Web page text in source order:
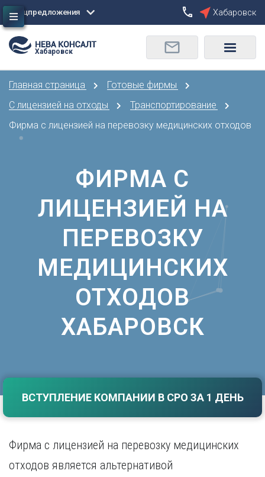
Сбросить
Москва
Санкт-Петербург
Астрахань
Белгород
Брянск
В
Владивосток
Владикавказ
Владимир
Волгоград
Екатеринбург
Ижевск
Иркутск
К
Калининград
Калуга
О
Орел
Оренбург
П
Ростов-на-Дону
Рязань
С
Самара
Саранск
Саратов
Севастополь
Симферополь
Смоленск
Сочи
Тамбов
Тверь
Тольятти
Тула
Спецпредложения Хабаровск
Хабаровск
Главная страница
Готовые фирмы
С лицензией на отходы
Транспортирование
Фирма с лицензией на перевозку медицинских отходов
ФИРМА С
ЛИЦЕНЗИЕЙ НА
ПЕРЕВОЗКУ
МЕДИЦИНСКИХ
ОТХОДОВ
ХАБАРОВСК
ВСТУПЛЕНИЕ КОМПАНИИ В СРО ЗА 1 ДЕНЬ
Фирма с лицензией на перевозку медицинских
отходов является альтернативой